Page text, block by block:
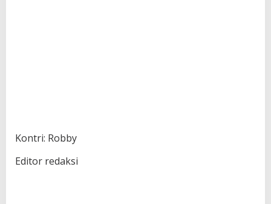
Kontri: Robby
Editor redaksi